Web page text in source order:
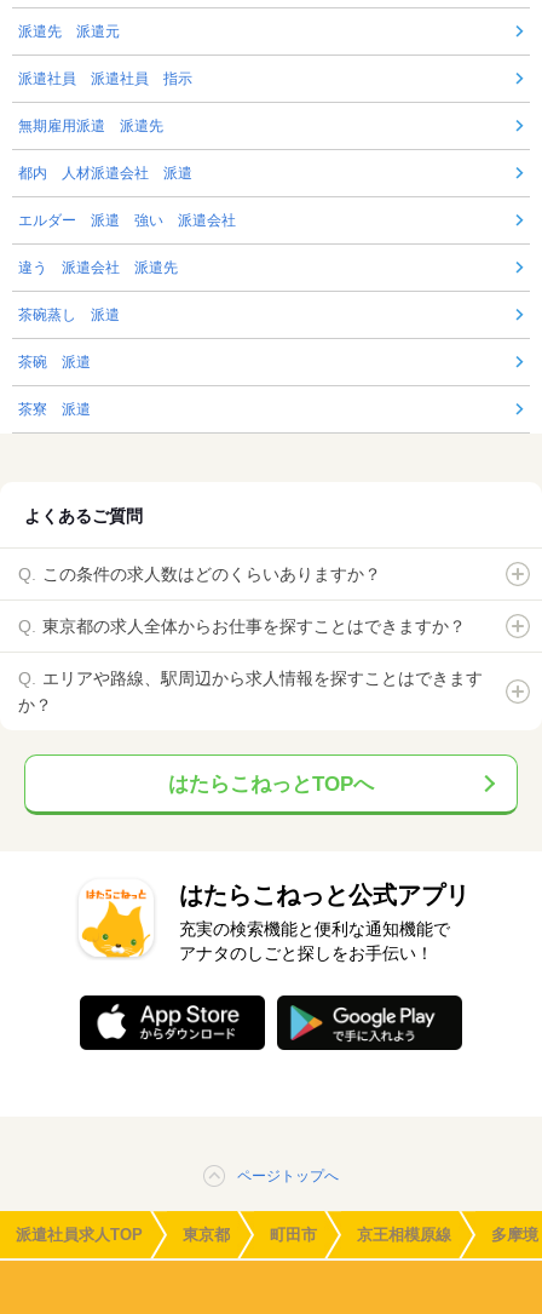
派遣先 派遣元
派遣社員 派遣社員 指示
無期雇用派遣 派遣先
都内 人材派遣会社 派遣
エルダー 派遣 強い 派遣会社
違う 派遣会社 派遣先
茶碗蒸し 派遣
茶碗 派遣
茶寮 派遣
よくあるご質問
この条件の求人数はどのくらいありますか？
東京都の求人全体からお仕事を探すことはできますか？
エリアや路線、駅周辺から求人情報を探すことはできます
か？
はたらこねっとTOPへ
はたらこねっと公式アプリ
充実の検索機能と便利な通知機能で
アナタのしごと探しをお手伝い！
ページトップへ
派遣社員求人TOP 東京都 町田市 京王相模原線 多摩境